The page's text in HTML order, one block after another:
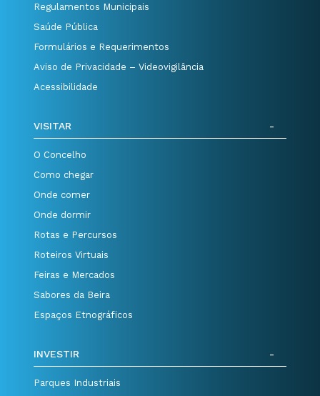
Regulamentos Municipais
Saúde Pública
Formulários e Requerimentos
Aviso de Privacidade – Videovigilância
Acessibilidade
VISITAR
O Concelho
Como chegar
Onde comer
Onde dormir
Rotas e Percursos
Roteiros Virtuais
Feiras e Mercados
Sabores da Beira
Espaços Etnográficos
INVESTIR
Parques Industriais